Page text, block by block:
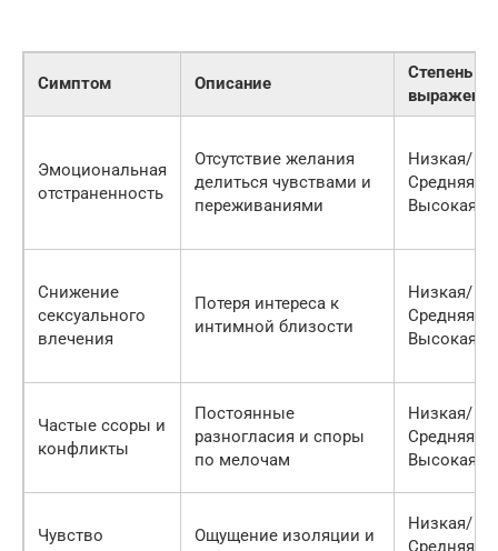
Симптом Описание
Степень
Эмоциональная
отстраненность
Отсутствие желания
делиться чувствами и
переживаниями
Низкая/
Средняя/
Высокая
Снижение
сексуального
влечения
Потеря интереса к
интимной близости
Низкая/
Средняя/
Высокая
Частые ссоры и
конфликты
Постоянные
разногласия и споры
по мелочам
Низкая/
Средняя/
Высокая
Чувство
Ощущение изоляции и
Низкая/
Средняя/